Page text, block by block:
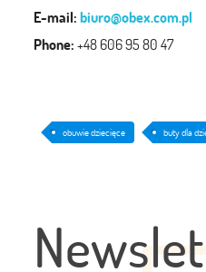
E-mail:biuro@obex.com.pl
Phone:+48 606 95 80 47
obuwie dziecięce buty dla